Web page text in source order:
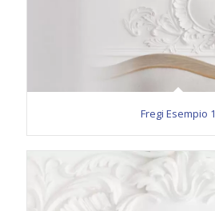
Fregi Esempio 1